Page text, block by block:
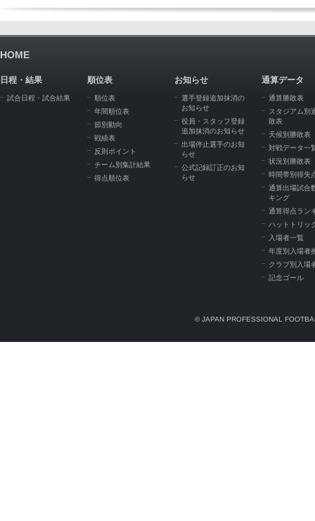
HOME
日程・結果
試合日程・試合結果
順位表
順位表
年間順位表
節別動向
戦績表
反則ポイント
チーム別集計結果
得点順位表
お知らせ
選手登録追加抹消の
お知らせ
役員・スタッフ登録
追加抹消のお知らせ
出場停止選手のお知
らせ
公式記録訂正のお知
らせ
通算データ
通算勝敗表
スタジアム別
敗表
天候別勝敗表
対戦データ一
状況別勝敗表
時間帯別得失
通算出場試合
キング
通算得点ラン
ハットトリッ
入場者一覧
年度別入場者
クラブ別入場
記念ゴール
© JAPAN PROFESSIONAL